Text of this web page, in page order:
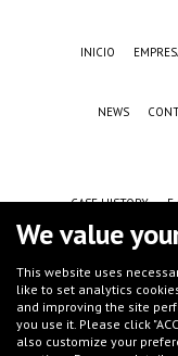
INICIO
NEWS
CASE HISTORY
We value
This website uses
like to set analytics
and improving the site
you use it. Please click
also customize your